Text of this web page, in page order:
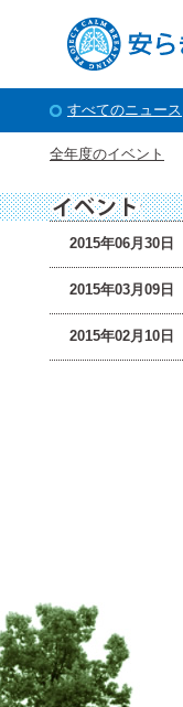
すべてのニュース
全年度のイベント
2015年06月30日
2015年03月09日
2015年02月10日